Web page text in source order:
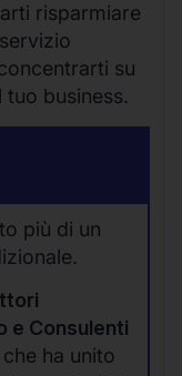
risparmiare
su
business.
più di un
e Consulenti
ha unito